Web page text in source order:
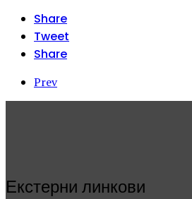
Share
Tweet
Share
Prev
Екстерни линкови